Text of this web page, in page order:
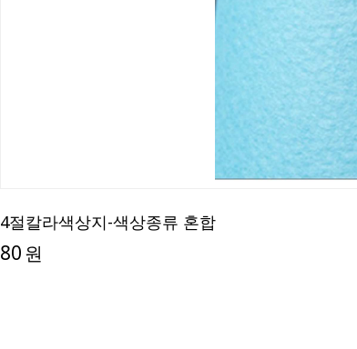
4절칼라색상지-색상종류 혼합
80원